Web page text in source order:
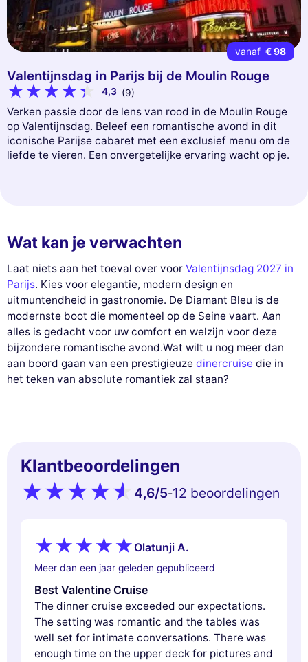
vanaf € 98
Valentijnsdag in Parijs bij de Moulin Rouge
4,3 (9)
Verken passie door de lens van rood in de Moulin Rouge
op Valentijnsdag. Beleef een romantische avond in dit
iconische Parijse cabaret met een exclusief menu om de
liefde te vieren. Een onvergetelijke ervaring wacht op je.
Wat kan je verwachten
Laat niets aan het toeval over voor Valentijnsdag 2027 in
Parijs. Kies voor elegantie, modern design en
uitmuntendheid in gastronomie. De Diamant Bleu is de
modernste boot die momenteel op de Seine vaart. Aan
alles is gedacht voor uw comfort en welzijn voor deze
bijzondere romantische avond.Wat wilt u nog meer dan
aan boord gaan van een prestigieuze dinercruise die in
het teken van absolute romantiek zal staan?
Klantbeoordelingen
4,6/5-12 beoordelingen
Olatunji A.
Meer dan een jaar geleden gepubliceerd
Best Valentine Cruise
The dinner cruise exceeded our expectations.
The setting was romantic and the tables was
well set for intimate conversations. There was
enough time on the upper deck for pictures and